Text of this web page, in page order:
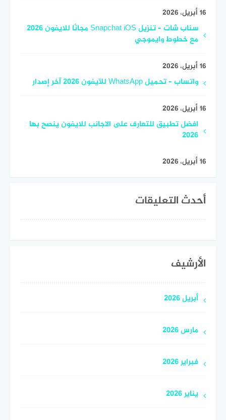
16 أبريل، 2026
سناب شات – تنزيل Snapchat iOS مجانًا للايفون 2026
مع خطوط وايموجي
16 أبريل، 2026
واتساب – تحميل WhatsApp للآيفون 2026 آخر إصدار
16 أبريل، 2026
افضل تطبيق للتعارف على الاجانب للايفون ينصح بها
2026
16 أبريل، 2026
أحدث التعليقات
الأرشيف
أبريل 2026
مارس 2026
فبراير 2026
يناير 2026